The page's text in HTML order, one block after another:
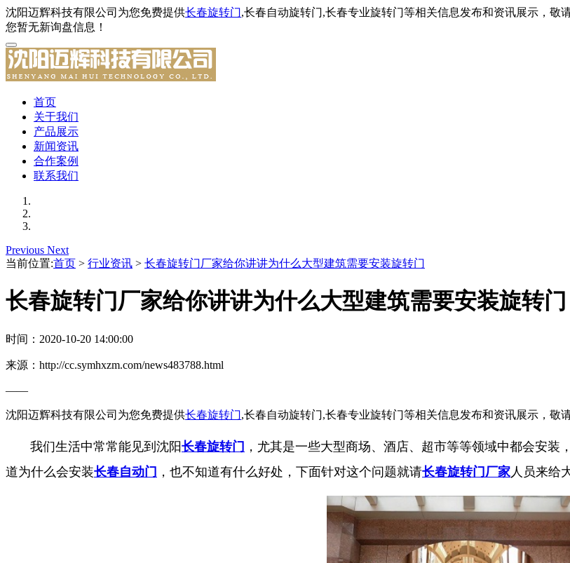
沈阳迈辉科技有限公司为您免费提供长春旋转门,长春自动旋转门,长春专业旋转门等相关信息发布和资讯展示，敬
您暂无新询盘信息！
首页
关于我们
产品展示
新闻资讯
合作案例
联系我们
Previous Next
当前位置:首页 > 行业资讯 > 长春旋转门厂家给你讲讲为什么大型建筑需要安装旋转门
长春旋转门厂家给你讲讲为什么大型建筑需要安装旋转门
时间：2020-10-20 14:00:00
来源：http://cc.symhxzm.com/news483788.html
——
沈阳迈辉科技有限公司为您免费提供长春旋转门,长春自动旋转门,长春专业旋转门等相关信息发布和资讯展示，敬
我们生活中常常能见到沈阳长春旋转门 ，尤其是一些大型商场、酒店、超市等等领域中都会安
道为什么会安装长春自动门 ，也不知道有什么好处，下面针对这个问题就请长春旋转门厂家 人员来给